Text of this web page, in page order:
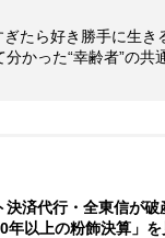
ぎたら好き勝手に生
かった“幸齢者”の共
決済代行・全東信が
年以上の粉飾決算」